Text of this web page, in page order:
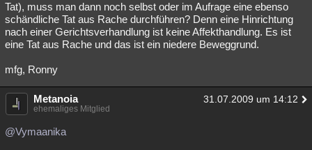
Astronomie Helpdesk Gruppen Gaming Filme
Musik Clash Verbesserungen Allmystery English
Lesenswert Schlüsselwörter
Tat), muss man dann noch selbst oder im Aufrage eine ebenso
schändliche Tat aus Rache durchführen? Denn eine Hinrichtung
nach einer Gerichtsverhandlung ist keine Affekthandlung. Es ist
eine Tat aus Rache und das ist ein niedere Beweggrund.
mfg, Ronny
Metanoia 31.07.2009 um 14:12
ehemaliges Mitglied
@Vymaanika